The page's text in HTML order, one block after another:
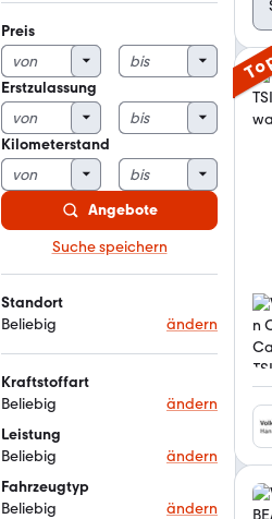
Preis
Erstzulassung
Kilometerstand
Angebote
Suche speichern
Standort
Beliebig
ändern
Kraftstoffart
Beliebig
ändern
Leistung
Beliebig
ändern
Fahrzeugtyp
Beliebig
ändern